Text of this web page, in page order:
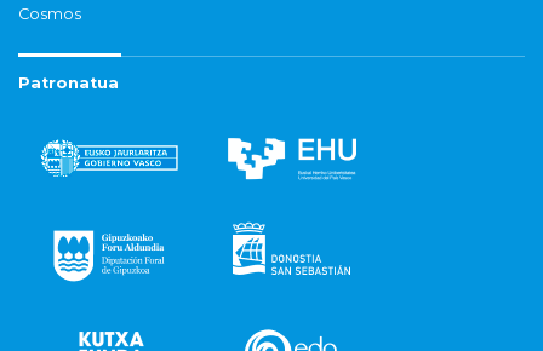
Cosmos
Patronatua